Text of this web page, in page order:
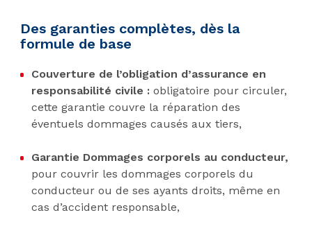
Des garanties complètes, dès la
formule de base
Couverture de l’obligation d’assurance en
responsabilité civile : obligatoire pour circuler,
cette garantie couvre la réparation des
éventuels dommages causés aux tiers,
Garantie Dommages corporels au conducteur,
pour couvrir les dommages corporels du
conducteur ou de ses ayants droits, même en
cas d’accident responsable,